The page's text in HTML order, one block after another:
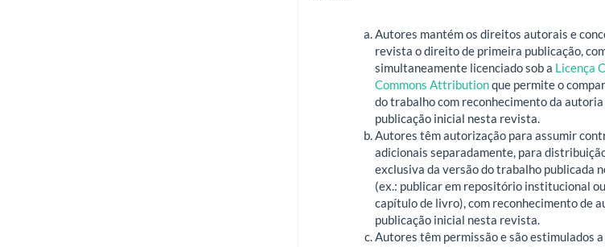
Autores mantém os direitos autorais e
revista o direito de primeira publicação,
simultaneamente licenciado sob a Licença
Commons Attributionque permite o
do trabalho com reconhecimento da autoria
publicação inicial nesta revista.
Autores têm autorização para assumir
adicionais separadamente, para
exclusiva da versão do trabalho publicada
(ex.: publicar em repositório institucional
capítulo de livro), com reconhecimento de
publicação inicial nesta revista.
Autores têm permissão e são estimulados